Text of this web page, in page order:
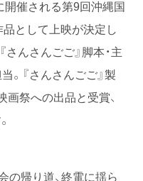
開催される第9回沖縄国
として上映が決定し
さんさんごご』脚本・主
。『さんさんごご』製
祭への出品と受賞、
の帰り道、終電に揺ら